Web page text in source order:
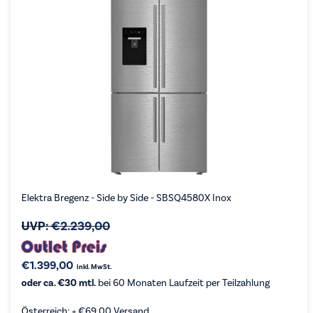
Elektra Bregenz - Side by Side - SBSQ4580X Inox
UVP:€2.239,00
€1.399,00 inkl. MwSt.
oder ca. €30 mtl. bei 60 Monaten Laufzeit per Teilzahlung